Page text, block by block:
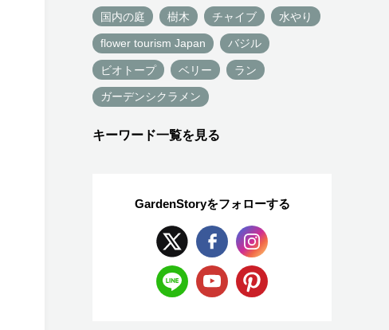
国内の庭 樹木 チャイブ 水やり
flower tourism Japan バジル
ビオトープ ベリー ラン
ガーデンシクラメン
キーワード一覧を見る
GardenStoryをフォローする